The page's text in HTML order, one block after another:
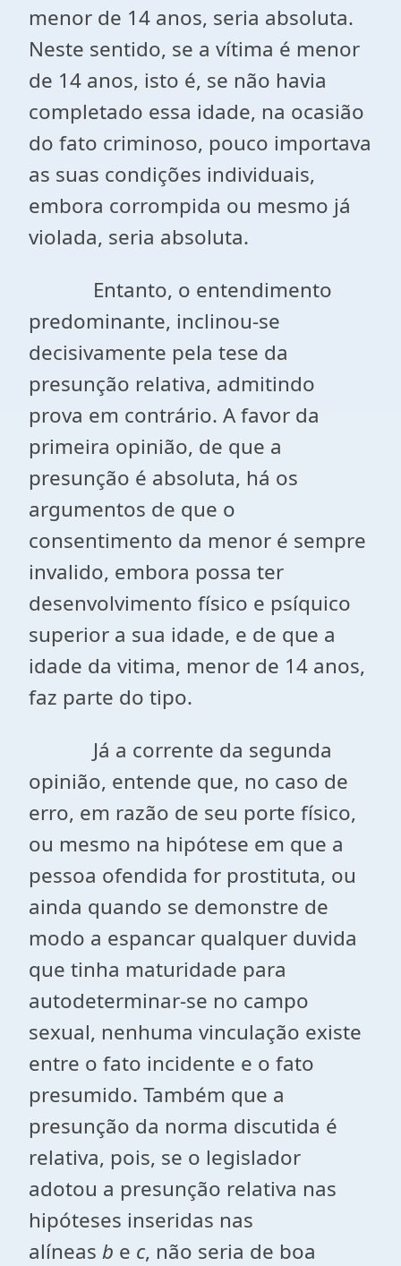
menor de 14 anos, seria absoluta.
Neste sentido, se a vítima é menor
de 14 anos, isto é, se não havia
completado essa idade, na ocasião
do fato criminoso, pouco importava
as suas condições individuais,
embora corrompida ou mesmo já
violada, seria absoluta.
Entanto, o entendimento
predominante, inclinou-se
decisivamente pela tese da
presunção relativa, admitindo
prova em contrário. A favor da
primeira opinião, de que a
presunção é absoluta, há os
argumentos de que o
consentimento da menor é sempre
invalido, embora possa ter
desenvolvimento físico e psíquico
superior a sua idade, e de que a
idade da vitima, menor de 14 anos,
faz parte do tipo.
Já a corrente da segunda
opinião, entende que, no caso de
erro, em razão de seu porte físico,
ou mesmo na hipótese em que a
pessoa ofendida for prostituta, ou
ainda quando se demonstre de
modo a espancar qualquer duvida
que tinha maturidade para
autodeterminar-se no campo
sexual, nenhuma vinculação existe
entre o fato incidente e o fato
presumido. Também que a
presunção da norma discutida é
relativa, pois, se o legislador
adotou a presunção relativa nas
hipóteses inseridas nas
alíneas b e c, não seria de boa